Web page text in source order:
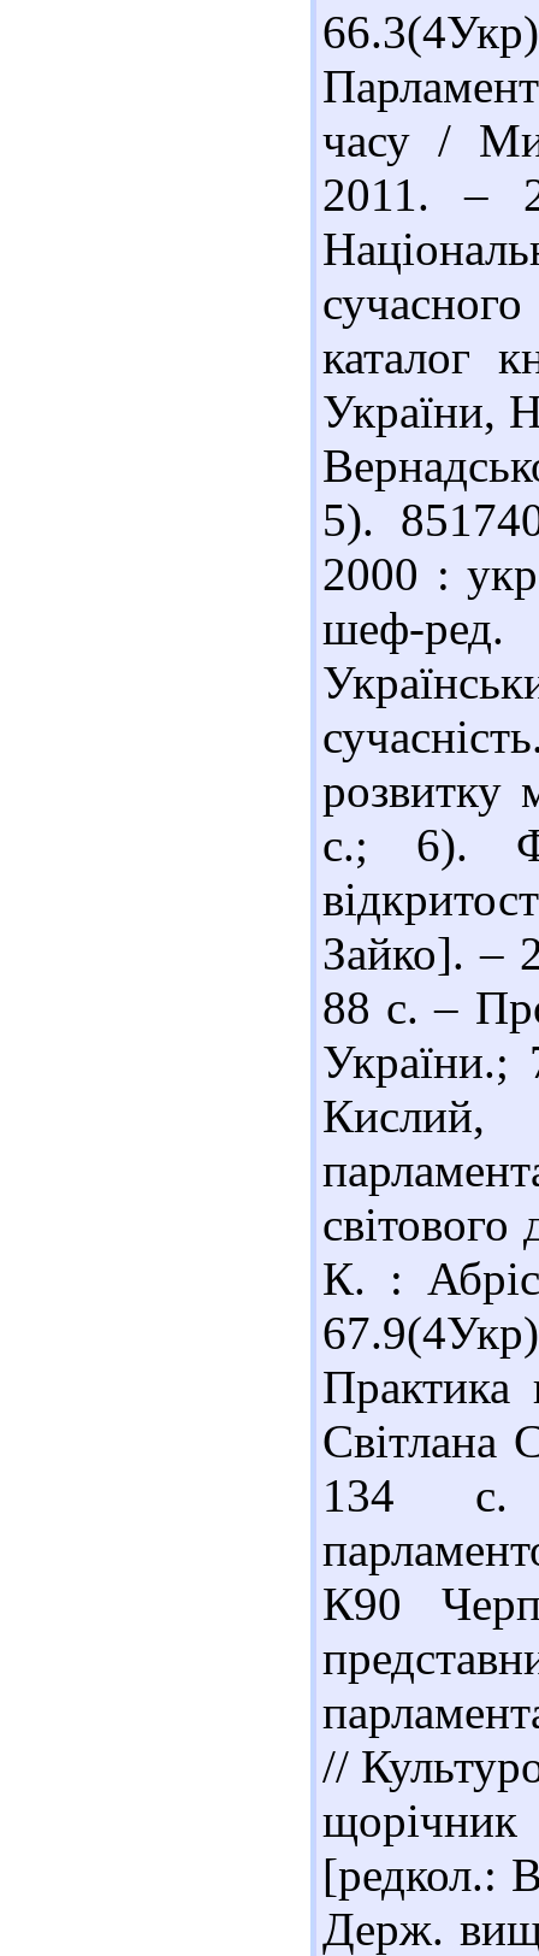
часу /
2011. –
каталог
України,
5).
2000 :
шеф-
розвитку
с.; 6).
Зайко]. –
88 с. –
К. :
Практика
Світлана
134 с.
К90
//
[редкол.:
Держ.